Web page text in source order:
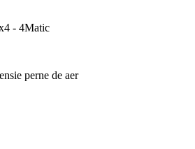
- 4Matic
perne de aer